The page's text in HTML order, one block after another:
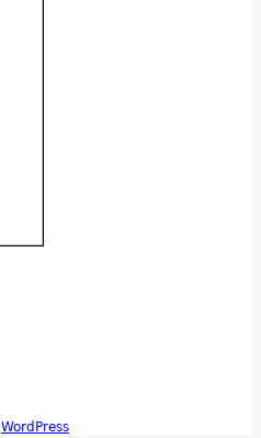
WordPress